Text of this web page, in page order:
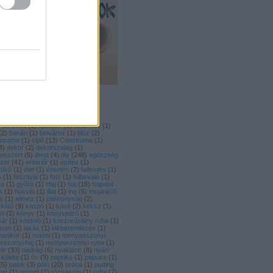
es évek (1) ajándék (1) autizmus (1)
(2) banán (1) belváros (1) blúz (2)
(1) cipő (13 ) Construma (1)
4) dekor (2) dekorszalag (1)
(6) divat (4) diy (248 ) egészség
(41) enteriőr (1) építés (1)
(1) étel (1) étterem (2) falfestés (1)
(1) fesztivál (1) fotó (1) fülbevaló (1)
(1) gyűrű (1) Haj (1) haj (16) hajpánt
(1) húsvét (1) illat (1) ing (6) inspiráció
(1) jelmez (1) jótékonyság (2)
(9 ) kaspó (1) kávé (2) keksz (1)
(2) könyv (1) könyvjelző (1)
(1) kóstoló (1) koszorúslány ruha (1)
(1) lakás (1) lakberendezés (1)
(1) masni (1) menyasszonyi
haj (1) menyasszonyi ruha (1)
(33 ) nadrág (6) nyaklánc ( 8 ) nyári
(1) öv (3 ) paprika (1) papucs (1)
(5) pasik (3 ) póló (20) próba (1) puding